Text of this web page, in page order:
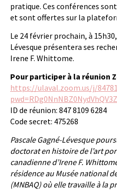
pratique. Ces conférences
et sont offertes sur la
Le 24 février prochain, à
Lévesque présentera ses
Irene F. Whittome.
Pour participer à la réunion
https://ulaval.zoom.us/j/
ID de réunion: 847 8109 6284
Code secret: 475268
Pascale Gagné-Lévesque
doctorat en histoire de l’art
canadienne d’Irene F.
résidence au Musée national
(MNBAQ) où elle travaille à la